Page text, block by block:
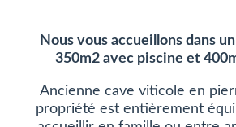
Nous vous accueillons dans
350m2 avec piscine et
Ancienne cave viticole en
propriété est entièrement